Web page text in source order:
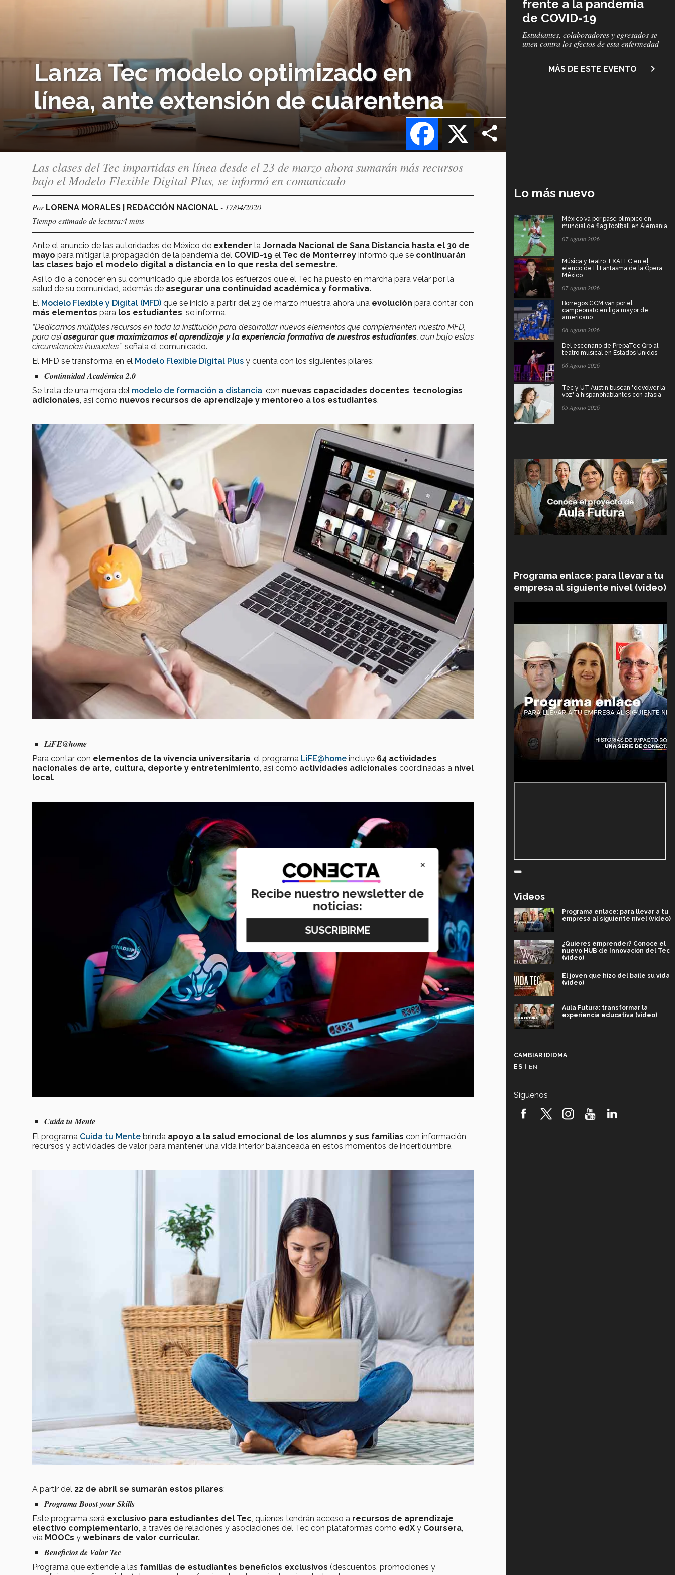
Lanza Tec modelo optimizado en
línea, ante extensión de cuarentena
X
Facebook
frente a la pandemia
de COVID-19
Subtítulo
Estudiantes, colaboradores y egresados se
unen contra los efectos de esta enfermedad
MÁS DE ESTE EVENTO navigate_next
Las clases del Tec impartidas en línea desde el 23 de marzo ahora sumarán más recursos
bajo el Modelo Flexible Digital Plus, se informó en comunicado
Por LORENA MORALES | REDACCIÓN NACIONAL - 17/04/2020
Tiempo estimado de lectura:4 mins
Ante el anuncio de las autoridades de México de extender la Jornada Nacional de Sana Distancia hasta el 30 de
mayo para mitigar la propagación de la pandemia del COVID-19 el Tec de Monterrey informó que se continuarán
las clases bajo el modelo digital a distancia en lo que resta del semestre.
Así lo dio a conocer en su comunicado que aborda los esfuerzos que el Tec ha puesto en marcha para velar por la
salud de su comunidad, además de asegurar una continuidad académica y formativa.
El Modelo Flexible y Digital (MFD) que se inició a partir del 23 de marzo muestra ahora una evolución para contar con
más elementos para los estudiantes, se informa.
“Dedicamos múltiples recursos en toda la institución para desarrollar nuevos elementos que complementen nuestro MFD,
para asíasegurar que maximizamos el aprendizaje y la experiencia formativa de nuestros estudiantes, aun bajo estas
circunstancias inusuales”, señala el comunicado.
El MFD se transforma en el Modelo Flexible Digital Plus y cuenta con los siguientes pilares:
Continuidad Académica 2.0
Se trata de una mejora del modelo de formación a distancia, con nuevas capacidades docentes, tecnologías
adicionales, así como nuevos recursos de aprendizaje y mentoreo a los estudiantes.
LiFE@home
Para contar con elementos de la vivencia universitaria, el programa LiFE@home incluye 64 actividades
nacionales de arte, cultura, deporte y entretenimiento, así como actividades adicionales coordinadas a nivel
local.
Cuida tu Mente
El programa Cuida tu Mente brinda apoyo a la salud emocional de los alumnos y sus familias con información,
recursos y actividades de valor para mantener una vida interior balanceada en estos momentos de incertidumbre.
A partir del 22 de abril se sumarán estos pilares:
ProgramaBoost your Skills
Este programa será exclusivo para estudiantes del Tec, quienes tendrán acceso a recursos de aprendizaje
electivo complementario, a través de relaciones y asociaciones del Tec con plataformas como edXy Coursera,
vía MOOCs y webinars de valor curricular.
Beneficios de Valor Tec
Programa que extiende a las familias de estudiantes beneficios exclusivos (descuentos, promociones y
Lo más nuevo
México va por pase olímpico en
mundial de flag football en Alemania
07 Agosto 2026
Música y teatro: EXATEC en el
elenco de El Fantasma de la Ópera
México
07 Agosto 2026
Borregos CCM van por el
campeonato en liga mayor de
americano
06 Agosto 2026
Del escenario de PrepaTec Qro al
teatro musical en Estados Unidos
06 Agosto 2026
Tec y UT Austin buscan "devolver la
voz" a hispanohablantes con afasia
05 Agosto 2026
Programa enlace: para llevar a tu
empresa al siguiente nivel (video)
Videos
Programa enlace: para llevar a tu
empresa al siguiente nivel (video)
¿Quieres emprender? Conoce el
nuevo HUB de Innovación del Tec
(video)
El joven que hizo del baile su vida
(video)
Aula Futura: transformar la
experiencia educativa (video)
robótica FIRST 2026! (video)
CAMBIAR IDIOMA
ES | EN
Síguenos
×
Recibe nuestro newsletter de
noticias: